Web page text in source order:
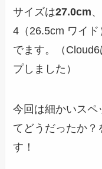
サイズは27.0cm
4（26.5cm ワイ
でます。（
プしました）
今回は細かいスペ
てどうだったか？
す！